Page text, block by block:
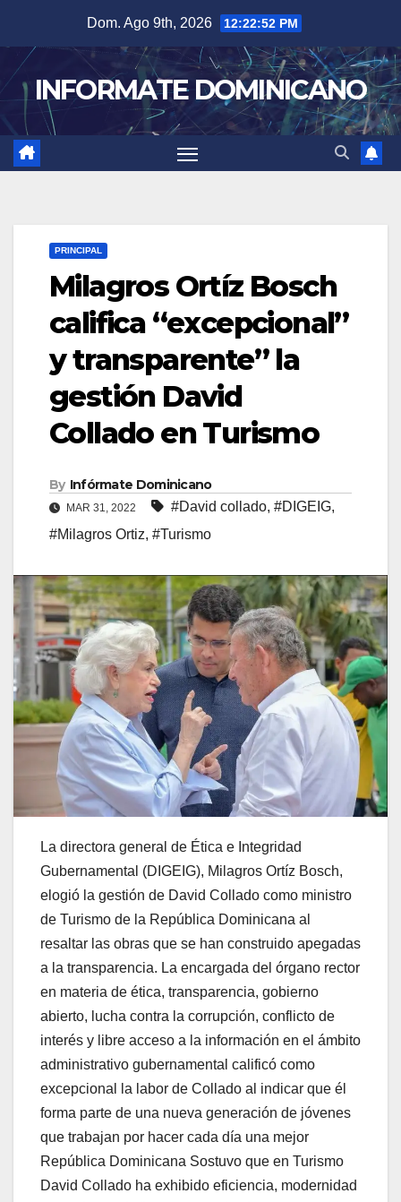
content
Dom. Ago 9th, 2026 12:22:53 PM
INFORMATE DOMINICANO
PRINCIPAL
Milagros Ortíz Bosch
califica “excepcional”
y transparente” la
gestión David
Collado en Turismo
By Infórmate Dominicano
MAR 31, 2022 #David collado, #DIGEIG,
#Milagros Ortiz, #Turismo
La directora general de Ética e Integridad
Gubernamental (DIGEIG), Milagros Ortíz Bosch,
elogió la gestión de David Collado como ministro
de Turismo de la República Dominicana al
resaltar las obras que se han construido apegadas
a la transparencia. La encargada del órgano rector
en materia de ética, transparencia, gobierno
abierto, lucha contra la corrupción, conflicto de
interés y libre acceso a la información en el ámbito
administrativo gubernamental calificó como
excepcional la labor de Collado al indicar que él
forma parte de una nueva generación de jóvenes
que trabajan por hacer cada día una mejor
República Dominicana Sostuvo que en Turismo
David Collado ha exhibido eficiencia, modernidad